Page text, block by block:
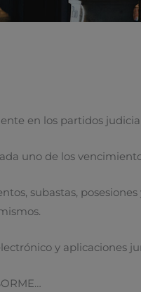
en los partidos
uno de los
subastas,
y aplicaciones